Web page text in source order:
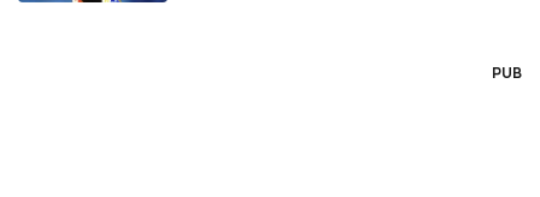
PUB